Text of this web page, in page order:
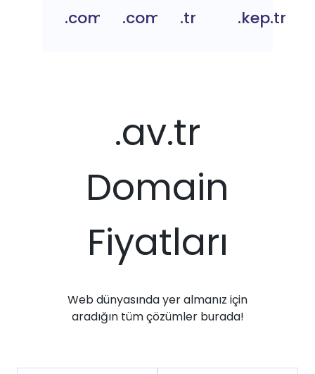
.com.tc .com.tr .tr .kep.tr
.av.tr
Domain
Fiyatları
Web dünyasında yer almanız için
aradığın tüm çözümler burada!